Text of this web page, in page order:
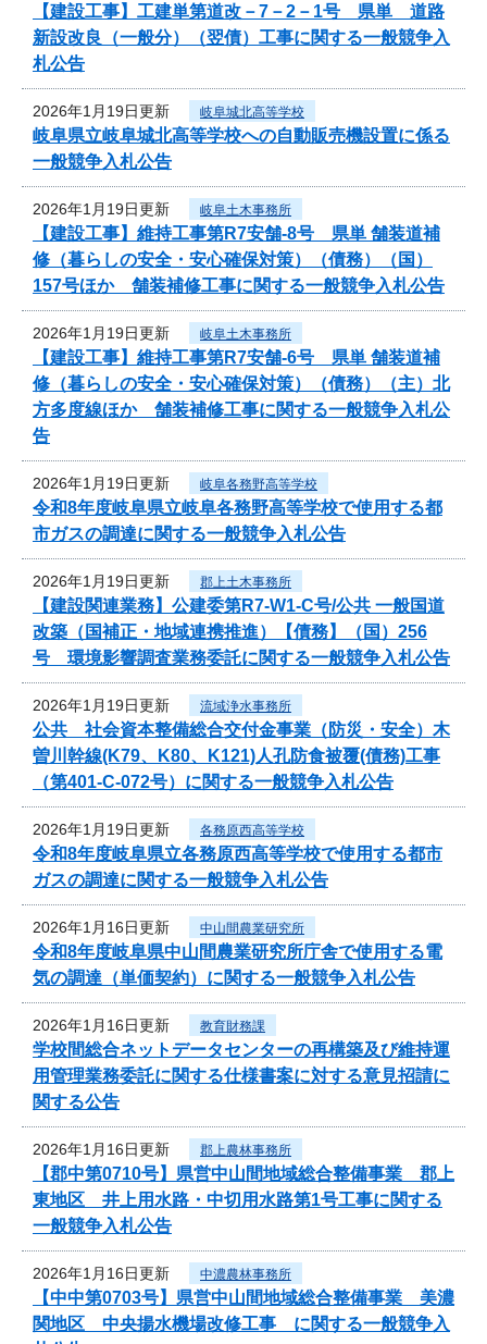
【建設工事】工建単第道改－7－2－1号 県単 道路
新設改良（一般分）（翌債）工事に関する一般競争入
札公告
2026年1月19日更新 岐阜城北高等学校
岐阜県立岐阜城北高等学校への自動販売機設置に係る
一般競争入札公告
2026年1月19日更新 岐阜土木事務所
【建設工事】維持工事第R7安舗-8号 県単 舗装道補
修（暮らしの安全・安心確保対策）（債務）（国）
157号ほか 舗装補修工事に関する一般競争入札公告
2026年1月19日更新 岐阜土木事務所
【建設工事】維持工事第R7安舗-6号 県単 舗装道補
修（暮らしの安全・安心確保対策）（債務）（主）北
方多度線ほか 舗装補修工事に関する一般競争入札公
告
2026年1月19日更新 岐阜各務野高等学校
令和8年度岐阜県立岐阜各務野高等学校で使用する都
市ガスの調達に関する一般競争入札公告
2026年1月19日更新 郡上土木事務所
【建設関連業務】公建委第R7-W1-C号/公共 一般国道
改築（国補正・地域連携推進）【債務】（国）256
号 環境影響調査業務委託に関する一般競争入札公告
2026年1月19日更新 流域浄水事務所
公共 社会資本整備総合交付金事業（防災・安全）木
曽川幹線(K79、K80、K121)人孔防食被覆(債務)工事
（第401-C-072号）に関する一般競争入札公告
2026年1月19日更新 各務原西高等学校
令和8年度岐阜県立各務原西高等学校で使用する都市
ガスの調達に関する一般競争入札公告
2026年1月16日更新 中山間農業研究所
令和8年度岐阜県中山間農業研究所庁舎で使用する電
気の調達（単価契約）に関する一般競争入札公告
2026年1月16日更新 教育財務課
学校間総合ネットデータセンターの再構築及び維持運
用管理業務委託に関する仕様書案に対する意見招請に
関する公告
2026年1月16日更新 郡上農林事務所
【郡中第0710号】県営中山間地域総合整備事業 郡上
東地区 井上用水路・中切用水路第1号工事に関する
一般競争入札公告
2026年1月16日更新 中濃農林事務所
【中中第0703号】県営中山間地域総合整備事業 美濃
関地区 中央揚水機場改修工事 に関する一般競争入